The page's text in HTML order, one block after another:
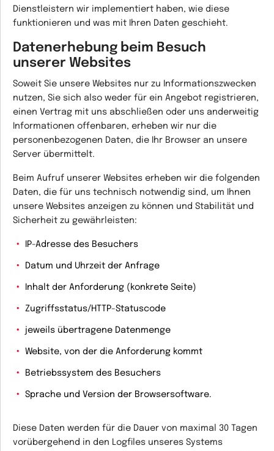
Dienstleistern wir implementiert haben, wie diese
funktionieren und was mit Ihren Daten geschieht.
Datenerhebung beim Besuch
unserer Websites
Soweit Sie unsere Websites nur zu Informationszwecken
nutzen, Sie sich also weder für ein Angebot registrieren,
einen Vertrag mit uns abschließen oder uns anderweitig
Informationen offenbaren, erheben wir nur die
personenbezogenen Daten, die Ihr Browser an unsere
Server übermittelt.
Beim Aufruf unserer Websites erheben wir die folgenden
Daten, die für uns technisch notwendig sind, um Ihnen
unsere Websites anzeigen zu können und Stabilität und
Sicherheit zu gewährleisten:
IP-Adresse des Besuchers
Datum und Uhrzeit der Anfrage
Inhalt der Anforderung (konkrete Seite)
Zugriffsstatus/HTTP-Statuscode
jeweils übertragene Datenmenge
Website, von der die Anforderung kommt
Betriebssystem des Besuchers
Sprache und Version der Browsersoftware.
Diese Daten werden für die Dauer von maximal 30 Tagen
vorübergehend in den Logfiles unseres Systems